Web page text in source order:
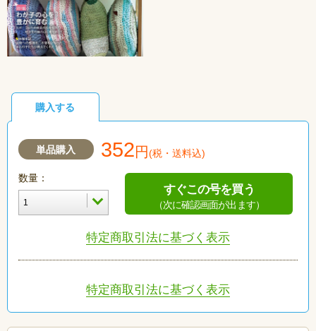
購入する
単品購入 352円(税・送料込)
数量：
すぐこの号を買う
（次に確認画面が出ます）
特定商取引法に基づく表示
特定商取引法に基づく表示